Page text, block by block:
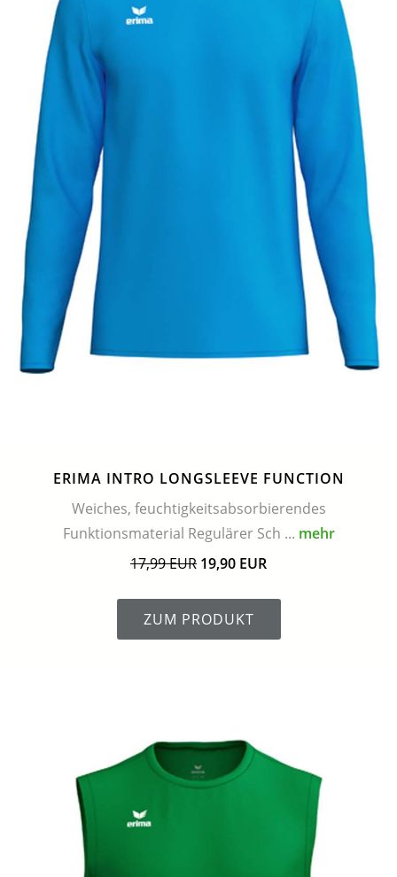
ERIMA INTRO LONGSLEEVE FUNCTION
Weiches, feuchtigkeitsabsorbierendes
Funktionsmaterial Regulärer Sch ... mehr
17,99 EUR 19,90 EUR
ZUM PRODUKT